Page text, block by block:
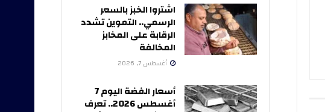
اشتروا الخبز بالسعر
الرسمي.. التموين تشدد
الرقابة على المخابز
المخالفة
أغسطس 7, 2026
أسعار الفضة اليوم 7
أغسطس 2026.. تعرف